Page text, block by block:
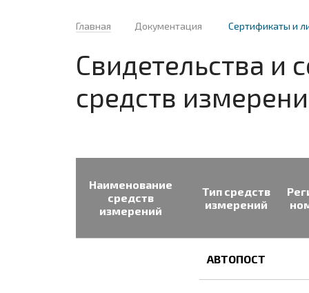
Главная Документация Сертификаты и
Свидетельства и
средств
Наименование
средств
измерений
Тип средств
измерений
АВТОПОСТ